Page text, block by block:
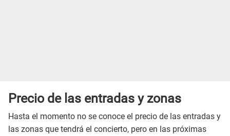
Precio de las entradas y zonas
Hasta el momento no se conoce el precio de las entradas y
las zonas que tendrá el concierto, pero en las próximas